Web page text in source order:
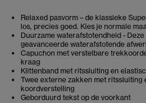
Relaxed pasvorm – de klassieke
los, precies goed. Kies je normale
Duurzame waterafstotendheid -
geavanceerde waterafstotende
Capuchon met verstelbare
kraag
Klittenband met ritssluiting en
Twee externe zakken met ritssluiting
koordverstelling
Geborduurd tekst op de voorkant